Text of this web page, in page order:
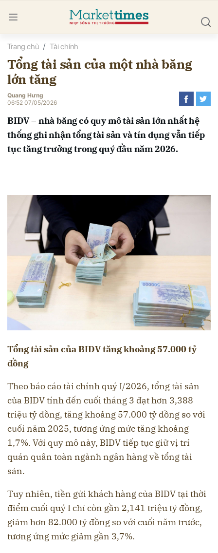
Trang chủ Tài chính
Tổng tài sản của một nhà băng
lớn tăng
Quang Hưng
06:52 07/05/2026
BIDV – nhà băng có quy mô tài sản lớn nhất hệ
thống ghi nhận tổng tài sản và tín dụng vẫn tiếp
tục tăng trưởng trong quý đầu năm 2026.
Tổng tài sản của BIDV tăng khoảng 57.000 tỷ
đồng
Theo báo cáo tài chính quý I/2026, tổng tài sản
của BIDV tính đến cuối tháng 3 đạt hơn 3,388
triệu tỷ đồng, tăng khoảng 57.000 tỷ đồng so với
cuối năm 2025, tương ứng mức tăng khoảng
1,7%. Với quy mô này, BIDV tiếp tục giữ vị trí
quán quân toàn ngành ngân hàng về tổng tài
sản.
Tuy nhiên, tiền gửi khách hàng của BIDV tại thời
điểm cuối quý I chỉ còn gần 2,141 triệu tỷ đồng,
giảm hơn 82.000 tỷ đồng so với cuối năm trước,
tương ứng mức giảm gần 3,7%.
luận
Hủy